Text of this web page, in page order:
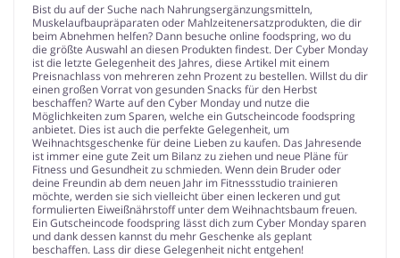
Bist du auf der Suche nach Nahrungsergänzungsmitteln,
Muskelaufbaupräparaten oder Mahlzeitenersatzprodukten, die dir
beim Abnehmen helfen? Dann besuche online foodspring, wo du
die größte Auswahl an diesen Produkten findest. Der Cyber Monday
ist die letzte Gelegenheit des Jahres, diese Artikel mit einem
Preisnachlass von mehreren zehn Prozent zu bestellen. Willst du dir
einen großen Vorrat von gesunden Snacks für den Herbst
beschaffen? Warte auf den Cyber Monday und nutze die
Möglichkeiten zum Sparen, welche ein Gutscheincode foodspring
anbietet. Dies ist auch die perfekte Gelegenheit, um
Weihnachtsgeschenke für deine Lieben zu kaufen. Das Jahresende
ist immer eine gute Zeit um Bilanz zu ziehen und neue Pläne für
Fitness und Gesundheit zu schmieden. Wenn dein Bruder oder
deine Freundin ab dem neuen Jahr im Fitnessstudio trainieren
möchte, werden sie sich vielleicht über einen leckeren und gut
formulierten Eiweißnährstoff unter dem Weihnachtsbaum freuen.
Ein Gutscheincode foodspring lässt dich zum Cyber Monday sparen
und dank dessen kannst du mehr Geschenke als geplant
beschaffen. Lass dir diese Gelegenheit nicht entgehen!